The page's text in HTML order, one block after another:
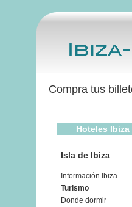
Compra tus
Hoteles Ibiza
Isla de Ibiza
Información Ibiza
Turismo
Donde dormir